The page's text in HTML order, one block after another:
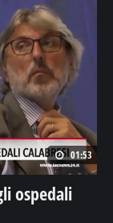
01:53
ospedali